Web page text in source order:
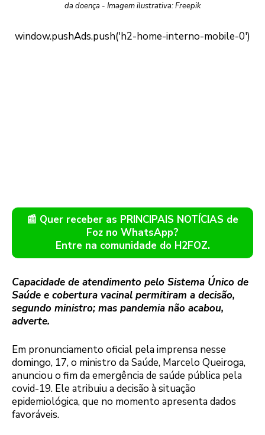
da doença - Imagem ilustrativa: Freepik
📰 Quer receber as PRINCIPAIS NOTÍCIAS de
Foz no WhatsApp?
Entre na comunidade do H2FOZ.
Capacidade de atendimento pelo Sistema Único de
Saúde e cobertura vacinal permitiram a decisão,
segundo ministro; mas pandemia não acabou,
adverte.
Em pronunciamento oficial pela imprensa nesse
domingo, 17, o ministro da Saúde, Marcelo Queiroga,
anunciou o fim da emergência de saúde pública pela
covid-19. Ele atribuiu a decisão à situação
epidemiológica, que no momento apresenta dados
favoráveis.